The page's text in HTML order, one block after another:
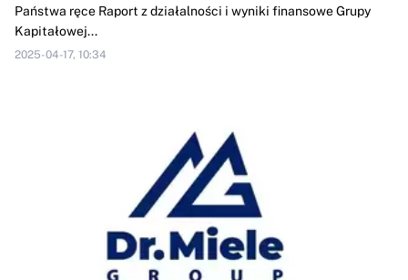
Państwa ręce Raport z działalności i wyniki finansowe Grupy
Kapitałowej...
2025-04-17, 10:34